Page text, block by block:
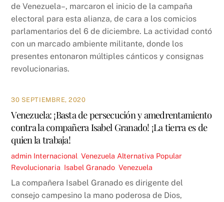
de Venezuela–, marcaron el inicio de la campaña
electoral para esta alianza, de cara a los comicios
parlamentarios del 6 de diciembre. La actividad contó
con un marcado ambiente militante, donde los
presentes entonaron múltiples cánticos y consignas
revolucionarias.
30 SEPTIEMBRE, 2020
Venezuela: ¡Basta de persecución y amedrentamiento
contra la compañera Isabel Granado! ¡La tierra es de
quien la trabaja!
admin Internacional ,Venezuela Alternativa Popular
Revolucionaria Isabel Granado ,Venezuela
La compañera Isabel Granado es dirigente del
consejo campesino la mano poderosa de Dios,